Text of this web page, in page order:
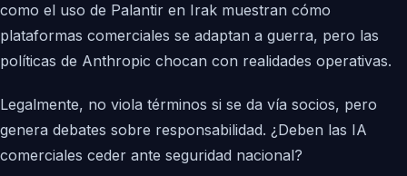
como el uso de Palantir en Irak muestran cómo
plataformas comerciales se adaptan a guerra, pero las
políticas de Anthropic chocan con realidades operativas.
Legalmente, no viola términos si se da vía socios, pero
genera debates sobre responsabilidad. ¿Deben las IA
comerciales ceder ante seguridad nacional?